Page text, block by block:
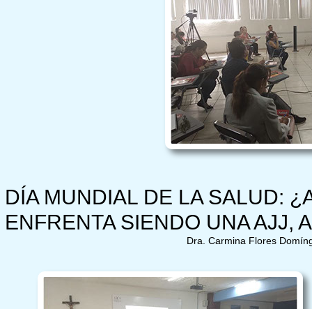
DÍA MUNDIAL DE LA SALUD:
ENFRENTA SIENDO UNA AJJ,
Dra. Carmina Flores